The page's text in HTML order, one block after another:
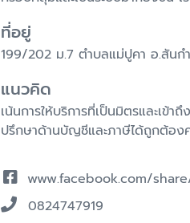
ที่อยู่
199/202 ม.7 ตำบลแม่ปูคา อ.สันก
แนวคิด
เน้นการให้บริการที่เป็นมิตรและเข้า
ปรึกษาด้านบัญชีและภาษีได้ถูกต้อง
www.facebook.com/
0824747919